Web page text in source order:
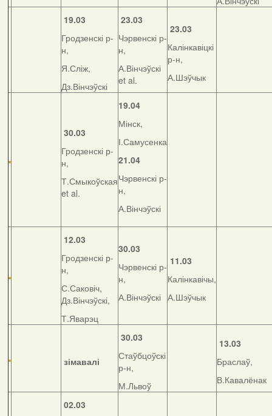
19.03
Гродзенскі р-
н,
Я.Сліж,
Дз.Вінчэўскі
23.03
Чэрвенскі р-
н,
А.Вінчэўскі
et al.
23.03
Калінкавіцкі
р-н,
А.Шэўчык
30.03
Гродзенскі р-
н,
Т.Смыкоўская
et al.
19.04
Мінск,
І.Самусенка
21.04
Чэрвенскі р-
н,
А.Вінчэўскі
12.03
Гродзенскі р-
н,
С.Саковіч,
Дз.Вінчэўскі,
Т.Яварэц
30.03
Чэрвенскі р-
н,
А.Вінчэўскі
11.03
Калінкавічы,
А.Шэўчык
зімавалі
30.03
Стаўбцоўскі
р-н,
М.Львоў
13.03
Браслаў,
В.Кавалёнак
02.03